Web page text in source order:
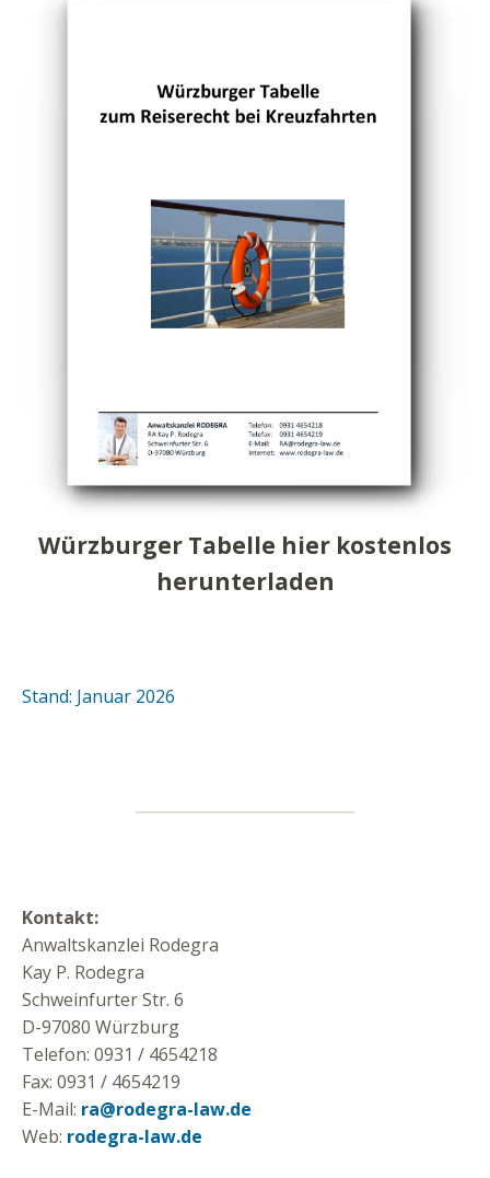
Würzburger Tabelle hier kostenlos
herunterladen
Stand: Januar 2026
Kontakt:
Anwaltskanzlei Rodegra
Kay P. Rodegra
Schweinfurter Str. 6
D-97080 Würzburg
Telefon: 0931 / 4654218
Fax: 0931 / 4654219
E-Mail: ra@rodegra-law.de
Web: rodegra-law.de